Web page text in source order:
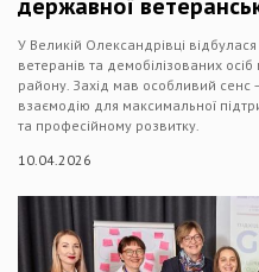
У Великій Олександрівці
ветеранів та демобілізованих
району. Захід мав особливий сенс
взаємодію для максимальної
та професійному розвитку.
10.04.2026